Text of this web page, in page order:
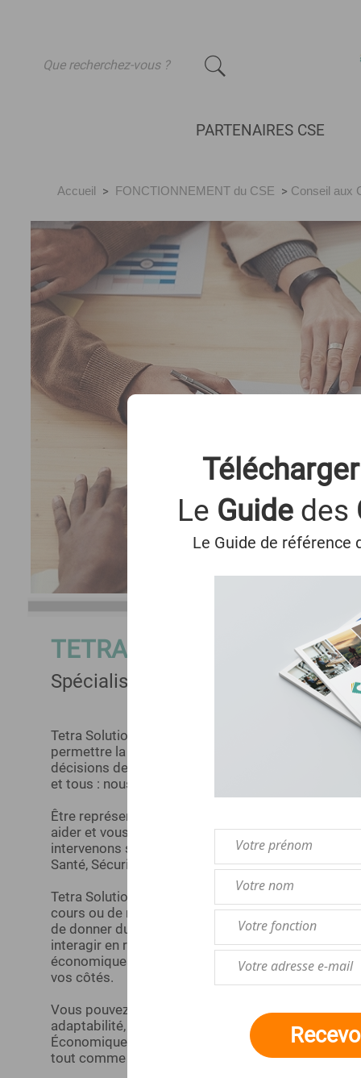
PARTENAIRES CSE
Accueil > FONCTIONNEMENT du CSE > Conseil aux
Tetra Solutions vous apporte plus de 20 ans
permettre la prise en compte des intérêts de tous
décisions de votre Direction ainsi que
et tous : nous sommes experts des CSE, du
Être représentant du personnel est un métier à
aider et vous accompagner à le réaliser de
intervenons sur toutes les thématiques
Santé, Sécurité et Conditions de Travail (SSCT).
Tetra Solutions propose des missions
cours ou de manière ponctuelle qui permettront
de donner du sens à vos prérogatives. Réaliser un
interagir en réunion plénière du CSE, rendre des
économiques, sociaux et SSCT, comprendre les
vos côtés.
Vous pouvez nous solliciter à tout moment : nous
adaptabilité, rigueur, confidentialité et
Économiques Sociales et Environnementales
tout comme les documents de votre Direction et
TETRA SOLUTIONS
Spécialiste du dialogue social et
Télécharger
Le Guide des
Le Guide de référence